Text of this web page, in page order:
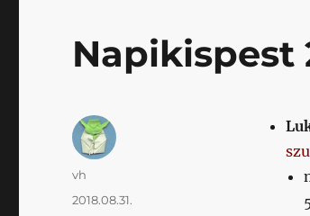
Napikispest
Szerző
vh
Közzétéve
2018.08.31.